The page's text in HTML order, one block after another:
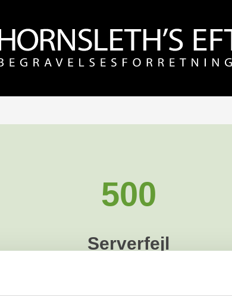
500
Serverfejl
intern serverfejl. Vi arbejder på at løse